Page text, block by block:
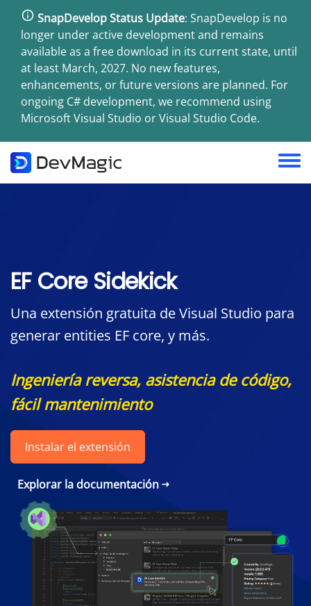
Pasar
contenido
principal
SnapDevelop Status Update: SnapDevelop is no
longer under active development and remains
available as a free download in its current state, until
at least March, 2027. No new features,
enhancements, or future versions are planned. For
ongoing C# development, we recommend using
Microsoft Visual Studio or Visual Studio Code.
menu
EF Core Sidekick
Una extensión gratuita de Visual Studio para
generar entities EF core, y más.
Ingeniería reversa, asistencia de código,
fácil mantenimiento
Instalar el extensión
Explorar la documentación